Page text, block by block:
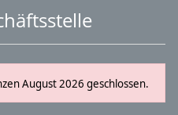
August 2026 geschlossen.